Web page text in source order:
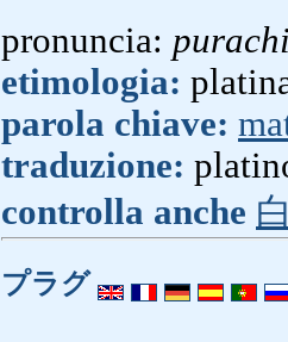
pronuncia:
etimologia:
parola chiave:
traduzione:
controlla anche
プラグ